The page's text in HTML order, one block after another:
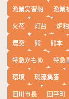
漁業実習船
漁業
火花
灯台 炉
煙突
熊 熊本
特急かもめ
特急
環境
環濠集落
田川市長
田平町